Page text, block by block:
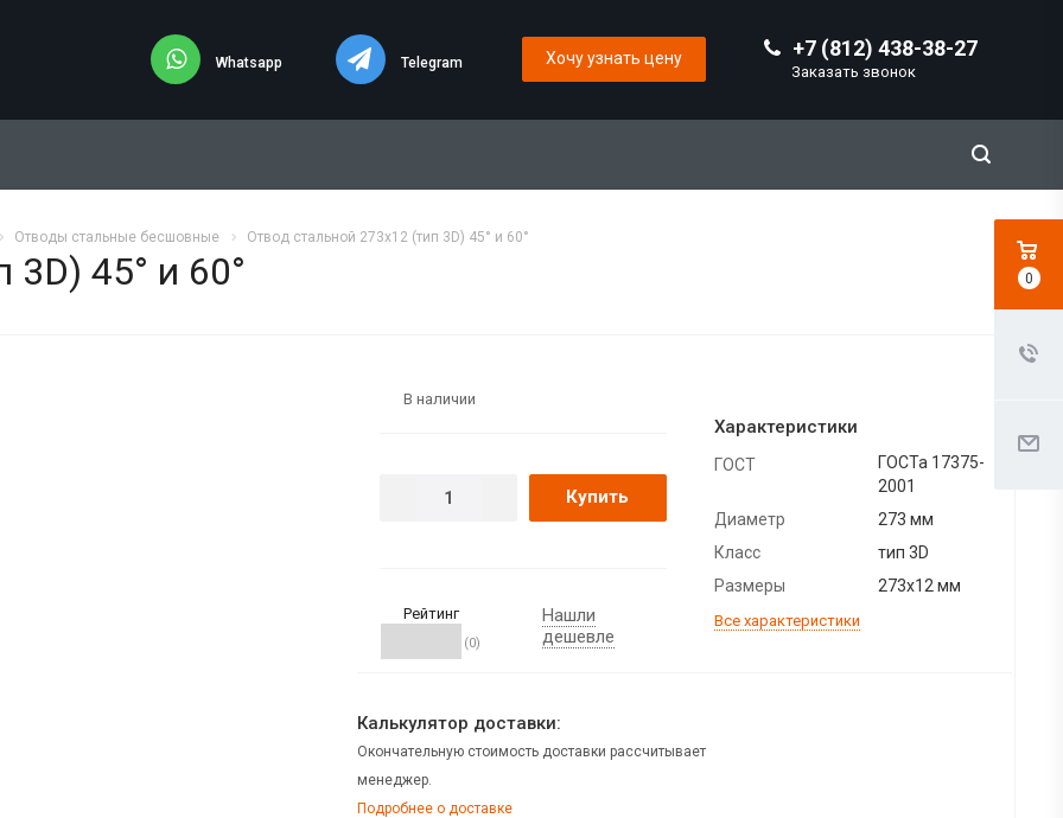
+7 (812) 438-38-27
Заказать звонок
Whatsapp Telegram Хочу узнать цену
Отводы стальные бесшовные Отвод стальной 273х12 (тип 3D) 45° и 60°
45° и 60°
В наличии
Купить
Рейтинг
(0)
Нашли
дешевле
Характеристики
ГОСТ
ГОСТа 17375-
2001
Диаметр
273 мм
Класс
тип 3D
Размеры
273х12 мм
Все характеристики
Калькулятор доставки:
Окончательную стоимость доставки рассчитывает
менеджер.
Подробнее о доставке
0